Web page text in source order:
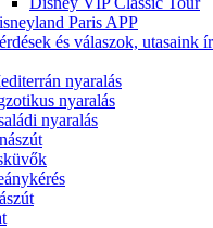
Paris APP
és válaszok, utasaink
nyaralás
nyaralás
nyaralás